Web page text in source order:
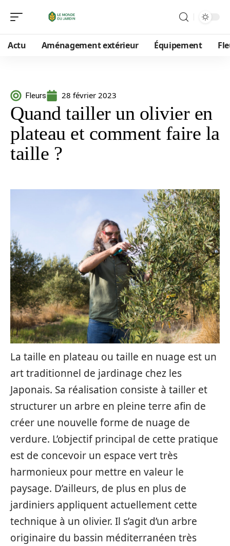
Actu Aménagement extérieur Équipement
Fleurs 28 février 2023
Quand tailler un olivier en
plateau et comment faire la
taille ?
La taille en plateau ou taille en nuage est un
art traditionnel de jardinage chez les
Japonais. Sa réalisation consiste à tailler et
structurer un arbre en pleine terre afin de
créer une nouvelle forme de nuage de
verdure. L’objectif principal de cette pratique
est de concevoir un espace vert très
harmonieux pour mettre en valeur le
paysage. D’ailleurs, de plus en plus de
jardiniers appliquent actuellement cette
technique à un olivier. Il s’agit d’un arbre
originaire du bassin méditerranéen très